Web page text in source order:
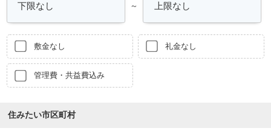
～
敷金なし 礼金なし
管理費・共益費込み
住みたい市区町村